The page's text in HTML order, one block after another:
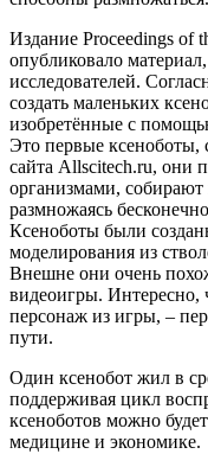
Издание Proceedings of
опубликовало
исследователей.
создать маленьких
изобретённые с
Это первые ксеноботы,
сайта Allscitech.ru, они
организмами,
размножаясь
Ксеноботы были
моделирования из
Внешне они очень
видеоигры. Интересно,
персонаж из игры, –
пути.
Один ксенобот жил в
поддерживая цикл
ксеноботов можно
медицине и экономике.